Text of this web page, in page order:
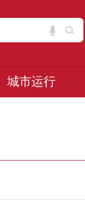
城市运行